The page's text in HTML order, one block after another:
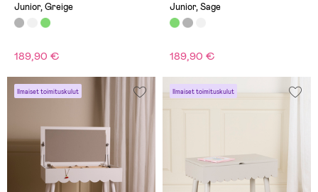
Junior, Greige
189,90 €
Junior, Sage
189,90 €
Ilmaiset toimituskulut Ilmaiset toimituskulut